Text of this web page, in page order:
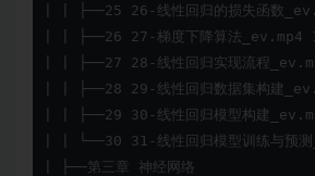
| | ├──25 26-线性回归的损失函数
| | ├──26 27-梯度下降算法_ev.mp4
| | ├──27 28-线性回归实现流程
| | ├──28 29-线性回归数据集构建
| | ├──29 30-线性回归模型构建
| | └──30 31-线性回归模型训练与预
| ├──第三章 神经网络